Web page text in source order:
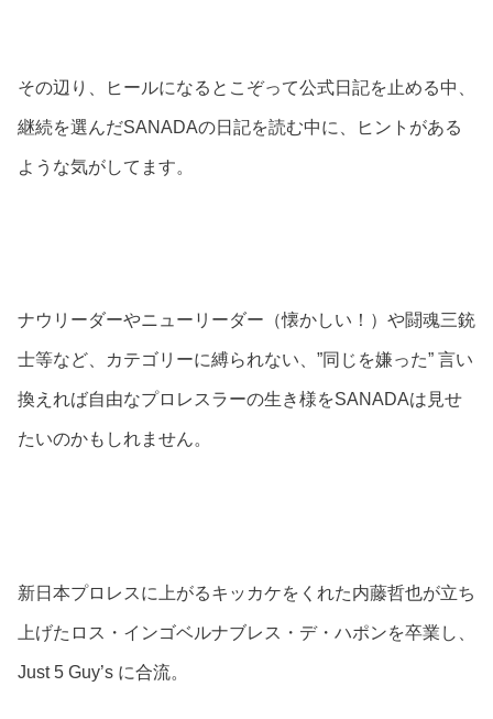
その辺り、ヒールになるとこぞって公式日記を止める中、
継続を選んだSANADAの日記を読む中に、ヒントがある
ような気がしてます。
ナウリーダーやニューリーダー（懐かしい！）や闘魂三銃
士等など、カテゴリーに縛られない、”同じを嫌った” 言い
換えれば自由なプロレスラーの生き様をSANADAは見せ
たいのかもしれません。
新日本プロレスに上がるキッカケをくれた内藤哲也が立ち
上げたロス・インゴベルナブレス・デ・ハポンを卒業し、
Just 5 Guy’s に合流。